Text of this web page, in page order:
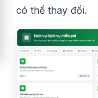
có thể thay đổi.